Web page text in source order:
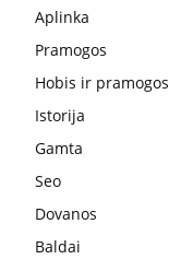
Aplinka
Pramogos
Hobis ir pramogos
Istorija
Gamta
Seo
Dovanos
Baldai